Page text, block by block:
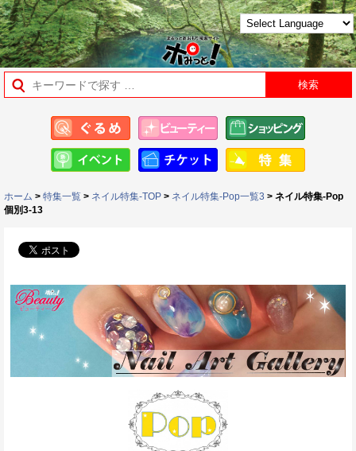
ホーム > 特集一覧 > ネイル特集-TOP > ネイル特集-Pop一覧3 > ネイル特集-Pop
個別3-13